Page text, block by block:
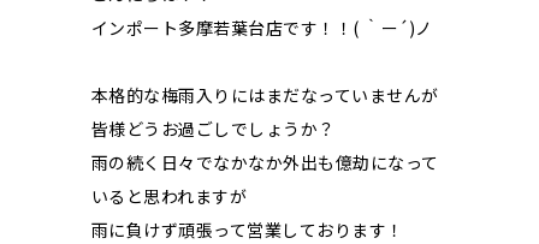
インポート多摩若葉台店です！！( ｀ー´)ノ
本格的な梅雨入りにはまだなっていませんが
皆様どうお過ごしでしょうか？
雨の続く日々でなかなか外出も億劫になって
いると思われますが
雨に負けず頑張って営業しております！